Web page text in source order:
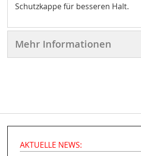
Schutzkappe für besseren Halt.
Mehr Informationen
AKTUELLE NEWS: